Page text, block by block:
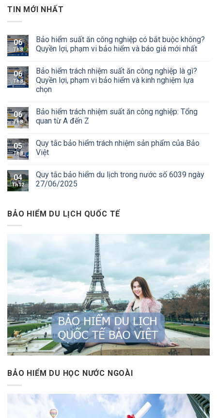
TIN MỚI NHẤT
06
Th8
Bảo hiểm suất ăn công nghiệp có bắt buộc không?
Quyền lợi, phạm vi bảo hiểm và báo giá mới nhất
06
Th8
Bảo hiểm trách nhiệm suất ăn công nghiệp là gì?
Quyền lợi, phạm vi bảo hiểm và kinh nghiệm lựa
chọn
06
Th8
Bảo hiểm trách nhiệm suất ăn công nghiệp: Tổng
quan từ A đến Z
05
Th8
Quy tắc bảo hiểm trách nhiệm sản phẩm của Bảo
Việt
04
Th12
Quy tắc bảo hiểm du lịch trong nước số 6039 ngày
27/06/2025
BẢO HIỂM DU LỊCH QUỐC TẾ
BẢO HIỂM DU HỌC NƯỚC NGOÀI